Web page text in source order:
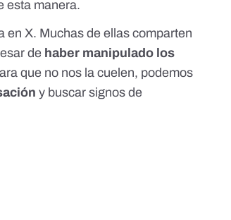
esta manera.
en X. Muchas de ellas comparten
de haber manipulado los
que no nos la cuelen, podemos
y buscar signos de